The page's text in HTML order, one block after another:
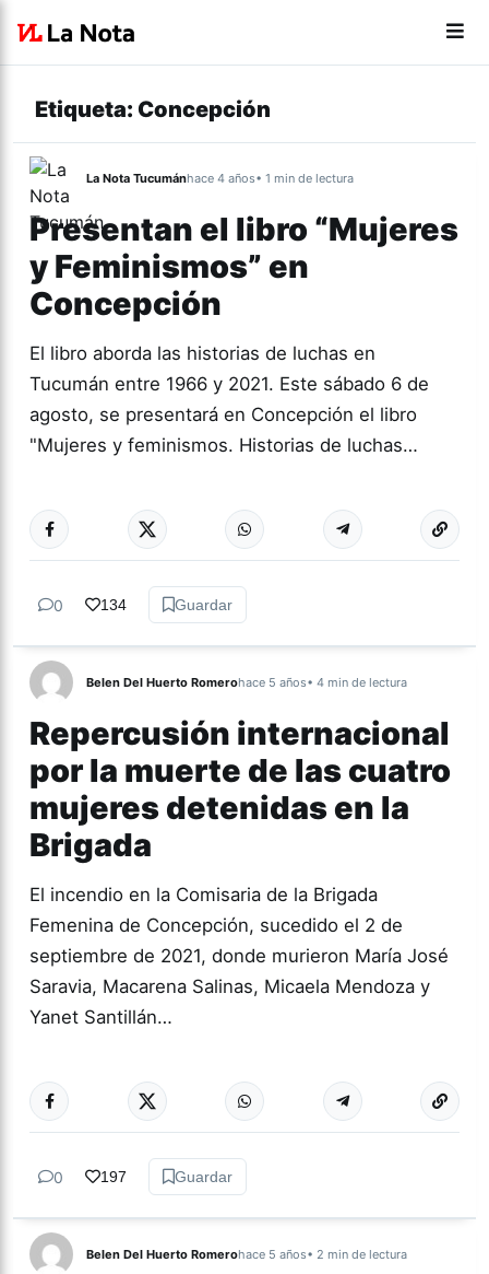
Etiqueta: Concepción
La Nota Tucumánhace 4 años• 1 min de lectura
Presentan el libro “Mujeres
y Feminismos” en
Concepción
El libro aborda las historias de luchas en
Tucumán entre 1966 y 2021. Este sábado 6 de
agosto, se presentará en Concepción el libro
"Mujeres y feminismos. Historias de luchas…
GÉNERO Y
DIVERSIDAD
Más
0 134 Guardar
Belen Del Huerto Romerohace 5 años• 4 min de lectura
Repercusión internacional
por la muerte de las cuatro
mujeres detenidas en la
Brigada
El incendio en la Comisaria de la Brigada
Femenina de Concepción, sucedido el 2 de
septiembre de 2021, donde murieron María José
Saravia, Macarena Salinas, Micaela Mendoza y
Yanet Santillán…
ACTUALIDAD Más
0 197 Guardar
Belen Del Huerto Romerohace 5 años• 2 min de lectura